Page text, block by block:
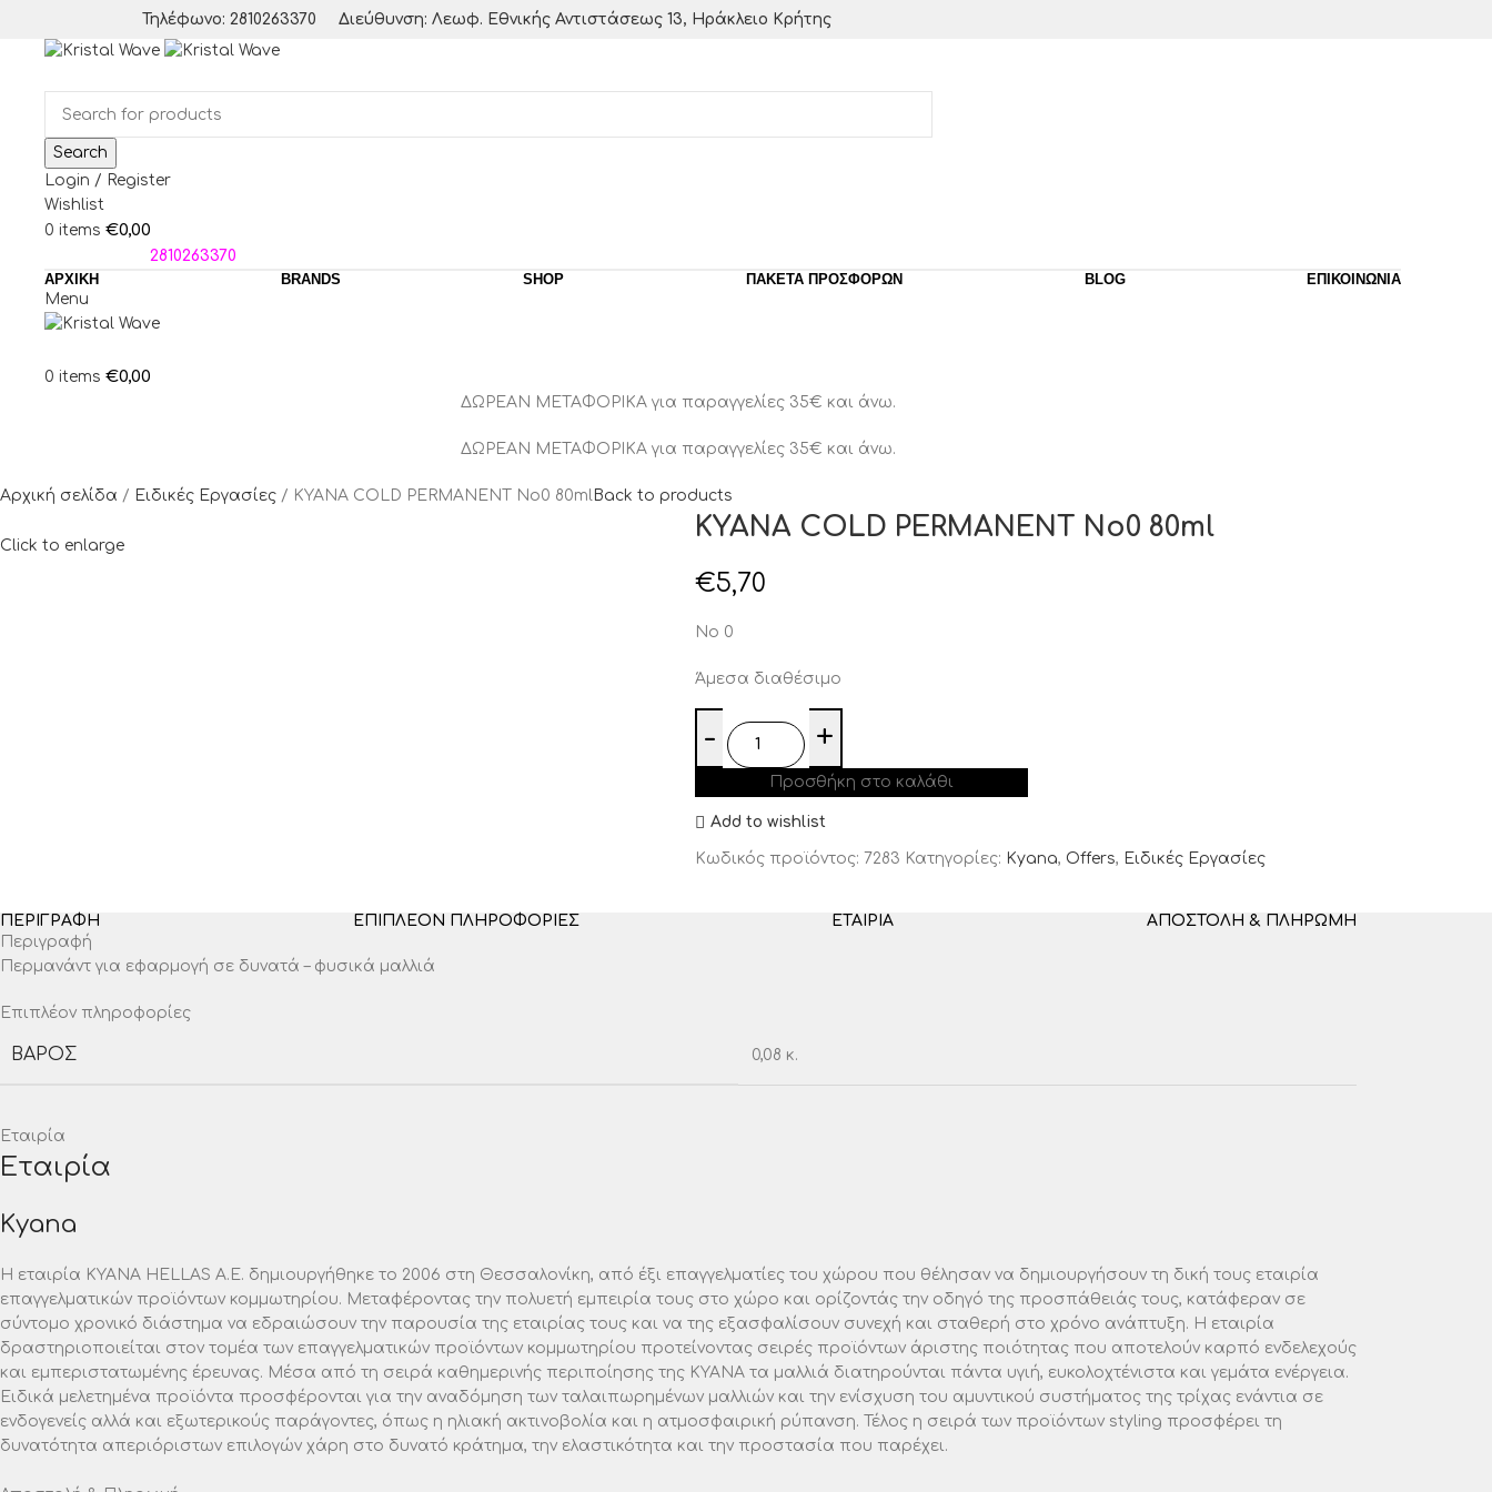
Τηλέφωνο: 2810263370 Διεύθυνση: Λεωφ. Εθνικής Αντιστάσεως 13, Ηράκλειο Κρήτης
Search
Login / Register
Wishlist
0 items €0,00
2810263370
ΑΡΧΙΚΗ
BRANDS SHOP ΠΑΚΈΤΑ ΠΡΟΣΦΟΡΏΝ BLOG
ΕΠΙΚΟΙΝΩΝΙΑ
Menu
0 items €0,00
ΔΩΡΕΑΝ ΜΕΤΑΦΟΡΙΚΑ για παραγγελίες 35€ και άνω.
ΔΩΡΕΑΝ ΜΕΤΑΦΟΡΙΚΑ για παραγγελίες 35€ και άνω.
Αρχική σελίδα Ειδικές Εργασίες KYANA COLD PERMANENT Νο0 80ml Back to products
Click to enlarge
KYANA COLD PERMANENT Νο0 80ml
€5,70
No 0
Άμεσα διαθέσιμο
Προσθήκη στο καλάθι
Add to wishlist
Κωδικός προϊόντος: 7283 Κατηγορίες: Kyana, Offers, Ειδικές Εργασίες
ΠΕΡΙΓΡΑΦΉ ΕΠΙΠΛΈΟΝ ΠΛΗΡΟΦΟΡΊΕΣ ΕΤΑΙΡΊΑ
ΑΠΟΣΤΟΛΉ & ΠΛΗΡΩΜΉ
Περιγραφή
Περμανάντ για εφαρμογή σε δυνατά – φυσικά μαλλιά
Επιπλέον πληροφορίες
ΒΆΡΟΣ 0,08 κ.
Εταιρία
Εταιρία
Kyana
Η εταιρία ΚΥΑΝΑ HELLAS A.E. δημιουργήθηκε το 2006 στη Θεσσαλονίκη, από έξι επαγγελματίες του χώρου που θέλησαν να δημιουργήσουν τη δική τους εταιρία
επαγγελματικών προϊόντων κομμωτηρίου. Μεταφέροντας την πολυετή εμπειρία τους στο χώρο και ορίζοντάς την οδηγό της προσπάθειάς τους, κατάφεραν σε
σύντομο χρονικό διάστημα να εδραιώσουν την παρουσία της εταιρίας τους και να της εξασφαλίσουν συνεχή και σταθερή στο χρόνο ανάπτυξη. Η εταιρία
δραστηριοποιείται στον τομέα των επαγγελματικών προϊόντων κομμωτηρίου προτείνοντας σειρές προϊόντων άριστης ποιότητας που αποτελούν καρπό ενδελεχούς
και εμπεριστατωμένης έρευνας. Μέσα από τη σειρά καθημερινής περιποίησης της ΚΥΑΝΑ τα μαλλιά διατηρούνται πάντα υγιή, ευκολοχτένιστα και γεμάτα ενέργεια.
Ειδικά μελετημένα προϊόντα προσφέρονται για την αναδόμηση των ταλαιπωρημένων μαλλιών και την ενίσχυση του αμυντικού συστήματος της τρίχας ενάντια σε
ενδογενείς αλλά και εξωτερικούς παράγοντες, όπως η ηλιακή ακτινοβολία και η ατμοσφαιρική ρύπανση. Τέλος η σειρά των προϊόντων styling προσφέρει τη
δυνατότητα απεριόριστων επιλογών χάρη στο δυνατό κράτημα, την ελαστικότητα και την προστασία που παρέχει.